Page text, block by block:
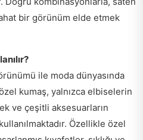
bir görünüm elde etmek
ile moda dünyasında
kumaş, yalnızca elbiselerin
ve çeşitli aksesuarların
Özellikle özel